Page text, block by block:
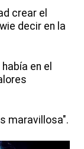
crear el
decir en la
en el
maravillosa".